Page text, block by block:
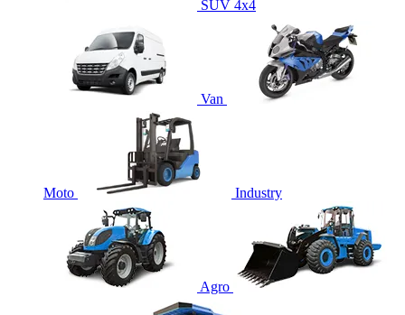
SUV 4x4
Van
Moto Industry
Agro